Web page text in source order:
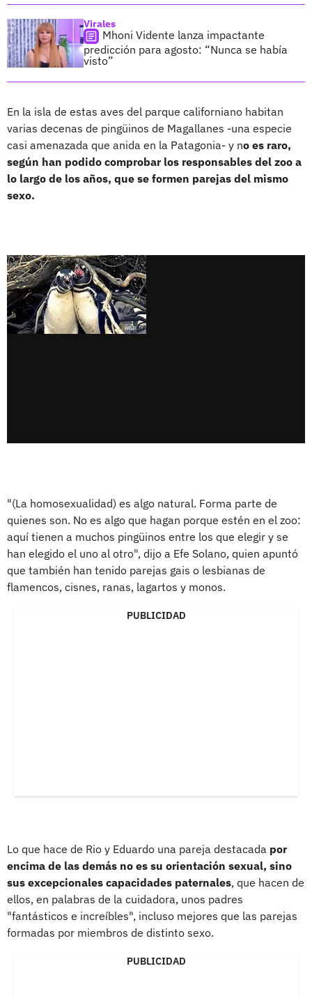
Virales
Mhoni Vidente lanza impactante
predicción para agosto: “Nunca se había
visto”
En la isla de estas aves del parque californiano habitan
varias decenas de pingüinos de Magallanes -una especie
casi amenazada que anida en la Patagonia- y no es raro,
según han podido comprobar los responsables del zoo a
lo largo de los años, que se formen parejas del mismo
sexo.
"(La homosexualidad) es algo natural. Forma parte de
quienes son. No es algo que hagan porque estén en el zoo:
aquí tienen a muchos pingüinos entre los que elegir y se
han elegido el uno al otro", dijo a Efe Solano, quien apuntó
que también han tenido parejas gais o lesbianas de
flamencos, cisnes, ranas, lagartos y monos.
PUBLICIDAD
Lo que hace de Rio y Eduardo una pareja destacada por
encima de las demás no es su orientación sexual, sino
sus excepcionales capacidades paternales, que hacen de
ellos, en palabras de la cuidadora, unos padres
"fantásticos e increíbles", incluso mejores que las parejas
formadas por miembros de distinto sexo.
PUBLICIDAD